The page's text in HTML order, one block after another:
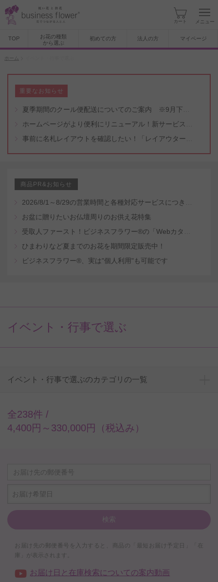
カート メニュー
TOP
お花の種類
から選ぶ
初めての方 法人の方 マイページ
ホーム
重要なお知らせ
商品PR&お知らせ
お盆に贈りたいお仏壇周りのお供え花特集
ひまわりなど夏までのお花を期間限定販売中！
ビジネスフラワー®、実は"個人利用"も可能です
イベント・行事で選ぶ
イベント・行事で選ぶのカテゴリの一覧
全238件 /
4,400円～330,000円（税込み）
お届け希望日
検索
お届け先の郵便番号を入力すると、商品の「最短お届け予定日」「在
庫」が表示されます。
お届け日と在庫検索についての案内動画